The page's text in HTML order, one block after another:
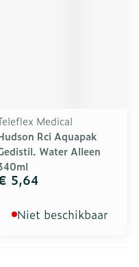
Medical
Rci Aquapak
Water Alleen
5,64
Niet beschikbaar